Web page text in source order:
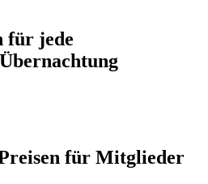
für jede
für Mitglieder